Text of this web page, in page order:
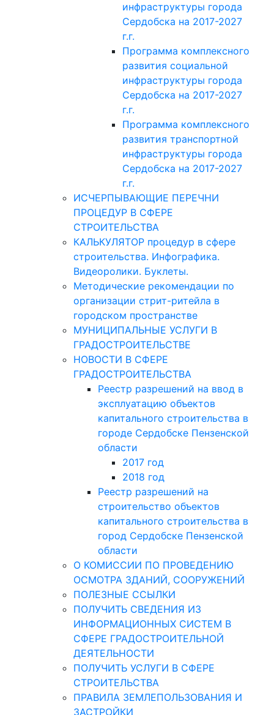
инфраструктуры города
Сердобска на 2017-2027
г.г.
Программа комплексного
развития социальной
инфраструктуры города
Сердобска на 2017-2027
г.г.
Программа комплексного
развития транспортной
инфраструктуры города
Сердобска на 2017-2027
г.г.
ИСЧЕРПЫВАЮЩИЕ ПЕРЕЧНИ
ПРОЦЕДУР В СФЕРЕ
СТРОИТЕЛЬСТВА
КАЛЬКУЛЯТОР процедур в сфере
строительства. Инфографика.
Видеоролики. Буклеты.
Методические рекомендации по
организации стрит-ритейла в
городском пространстве
МУНИЦИПАЛЬНЫЕ УСЛУГИ В
ГРАДОСТРОИТЕЛЬСТВЕ
НОВОСТИ В СФЕРЕ
ГРАДОСТРОИТЕЛЬСТВА
Реестр разрешений на ввод в
эксплуатацию объектов
капитального строительства в
городе Сердобске Пензенской
области
2017 год
2018 год
Реестр разрешений на
строительство объектов
капитального строительства в
город Сердобске Пензенской
области
О КОМИССИИ ПО ПРОВЕДЕНИЮ
ОСМОТРА ЗДАНИЙ, СООРУЖЕНИЙ
ПОЛЕЗНЫЕ ССЫЛКИ
ПОЛУЧИТЬ СВЕДЕНИЯ ИЗ
ИНФОРМАЦИОННЫХ СИСТЕМ В
СФЕРЕ ГРАДОСТРОИТЕЛЬНОЙ
ДЕЯТЕЛЬНОСТИ
ПОЛУЧИТЬ УСЛУГИ В СФЕРЕ
СТРОИТЕЛЬСТВА
ПРАВИЛА ЗЕМЛЕПОЛЬЗОВАНИЯ И
ЗАСТРОЙКИ